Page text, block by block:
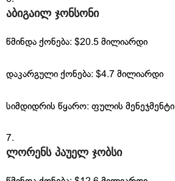
აბიგაილ ჯონსონი
წმინდა ქონება: $20.5 მილიარდი
დაკარგული ქონება: $4.7 მილიარდი
სიმდიდრის წყარო: ფულის მენეჯმენტი
ლორენს პაუელ ჯობსი